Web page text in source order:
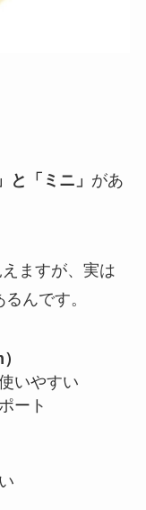
「ミニ」 があ
ますが、実は
るんです。
いやすい
ート